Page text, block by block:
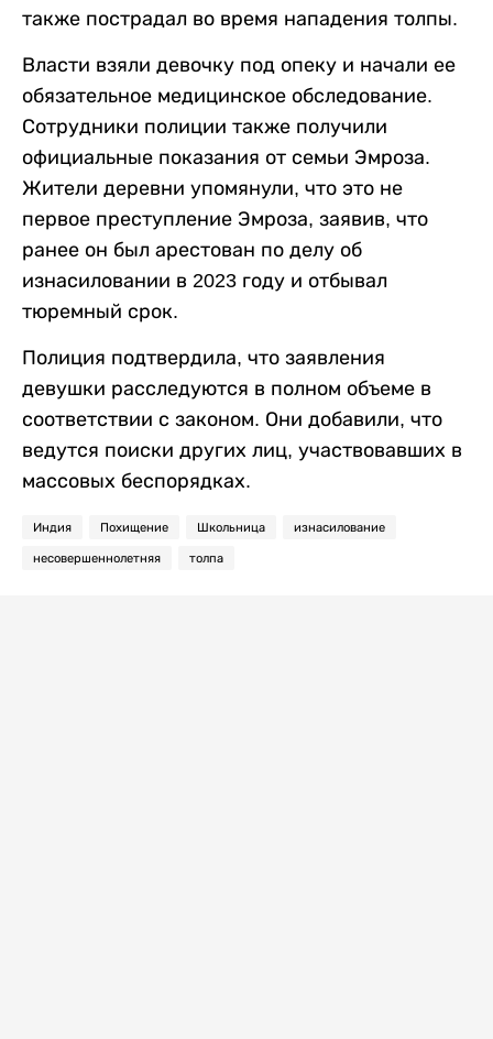
также пострадал во время нападения толпы.
Власти взяли девочку под опеку и начали ее
обязательное медицинское обследование.
Сотрудники полиции также получили
официальные показания от семьи Эмроза.
Жители деревни упомянули, что это не
первое преступление Эмроза, заявив, что
ранее он был арестован по делу об
изнасиловании в 2023 году и отбывал
тюремный срок.
Полиция подтвердила, что заявления
девушки расследуются в полном объеме в
соответствии с законом. Они добавили, что
ведутся поиски других лиц, участвовавших в
массовых беспорядках.
Индия Похищение Школьница изнасилование
несовершеннолетняя толпа